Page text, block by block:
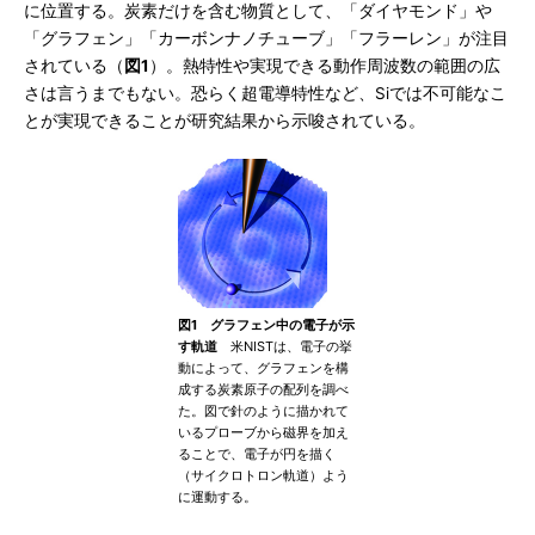
に位置する。炭素だけを含む物質として、「ダイヤモンド」や
「グラフェン」「カーボンナノチューブ」「フラーレン」が注目
されている（ 図1 ）。熱特性や実現できる動作周波数の範囲の広
さは言うまでもない。恐らく超電導特性など、Siでは不可能なこ
とが実現できることが研究結果から示唆されている。
図1 グラフェン中の電子が示
す軌道 米NISTは、電子の挙
動によって、グラフェンを構
成する炭素原子の配列を調べ
た。図で針のように描かれて
いるプローブから磁界を加え
ることで、電子が円を描く
（サイクロトロン軌道）よう
に運動する。